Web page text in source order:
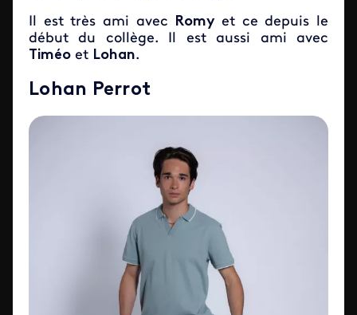
Il est très ami avec Romyet ce depuis le
début du collège. Il est aussi ami avec
Timéo et Lohan.
Lohan Perrot